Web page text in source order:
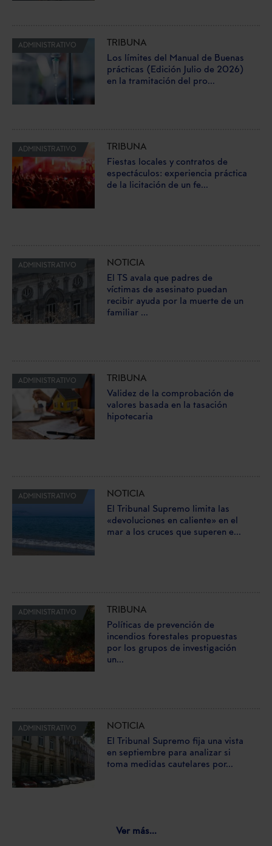
ADMINISTRATIVO
TRIBUNA
Los límites del Manual de Buenas
prácticas (Edición Julio de 2026)
en la tramitación del pro...
ADMINISTRATIVO
TRIBUNA
Fiestas locales y contratos de
espectáculos: experiencia práctica
de la licitación de un fe...
ADMINISTRATIVO
NOTICIA
El TS avala que padres de
víctimas de asesinato puedan
recibir ayuda por la muerte de un
familiar ...
ADMINISTRATIVO
TRIBUNA
Validez de la comprobación de
valores basada en la tasación
hipotecaria
ADMINISTRATIVO
NOTICIA
El Tribunal Supremo limita las
«devoluciones en caliente» en el
mar a los cruces que superen e...
ADMINISTRATIVO
TRIBUNA
Políticas de prevención de
incendios forestales propuestas
por los grupos de investigación
un...
ADMINISTRATIVO
NOTICIA
El Tribunal Supremo fija una vista
en septiembre para analizar si
toma medidas cautelares por...
Ver más...